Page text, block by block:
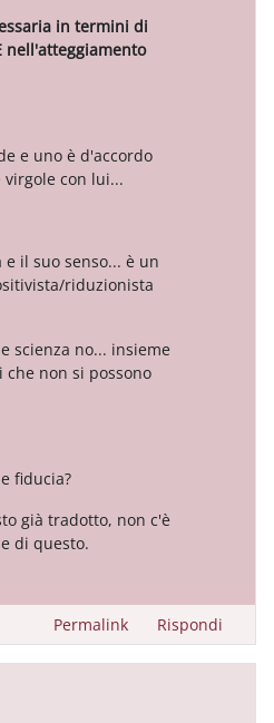
in termini di
nell'atteggiamento
e uno è d'accordo
con lui...
il suo senso... è un
riduzionista
scienza no... insieme
che non si possono
fiducia?
già tradotto, non c'è
di questo.
Permalink Rispondi